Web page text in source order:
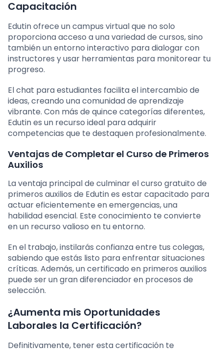
Capacitación
Edutin ofrece un campus virtual que no solo
proporciona acceso a una variedad de cursos, sino
también un entorno interactivo para dialogar con
instructores y usar herramientas para monitorear tu
progreso.
El chat para estudiantes facilita el intercambio de
ideas, creando una comunidad de aprendizaje
vibrante. Con más de quince categorías diferentes,
Edutin es un recurso ideal para adquirir
competencias que te destaquen profesionalmente.
Ventajas de Completar el Curso de Primeros
Auxilios
La ventaja principal de culminar el curso gratuito de
primeros auxilios de Edutin es estar capacitado para
actuar eficientemente en emergencias, una
habilidad esencial. Este conocimiento te convierte
en un recurso valioso en tu entorno.
En el trabajo, instilarás confianza entre tus colegas,
sabiendo que estás listo para enfrentar situaciones
críticas. Además, un certificado en primeros auxilios
puede ser un gran diferenciador en procesos de
selección.
¿Aumenta mis Oportunidades
Laborales la Certificación?
Definitivamente, tener esta certificación te